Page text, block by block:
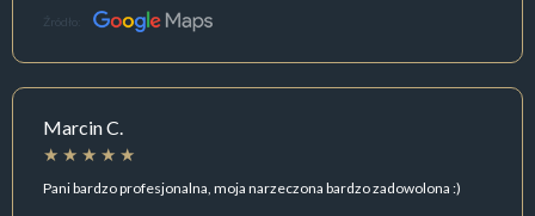
Źródło:
Marcin C.
Pani bardzo profesjonalna, moja narzeczona bardzo zadowolona :)